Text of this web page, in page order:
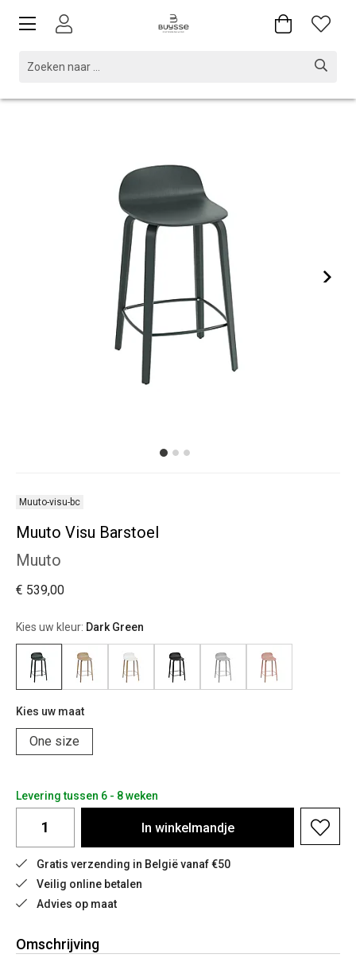
Muuto-visu-bc
Muuto Visu Barstoel
Muuto
€ 539,00
Kies uw kleur: Dark Green
Kies uw maat
One size
Levering tussen 6 - 8 weken
In winkelmandje
Gratis verzending in België vanaf €50
Veilig online betalen
Advies op maat
Omschrijving